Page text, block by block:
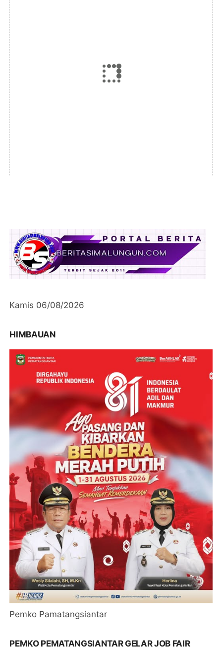
Kamis 06/08/2026
HIMBAUAN
Pemko Pamatangsiantar
PEMKO PEMATANGSIANTAR GELAR JOB FAIR